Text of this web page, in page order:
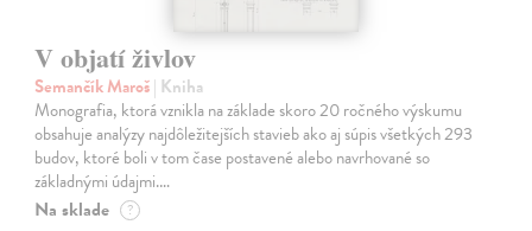
V objatí živlov
Semančík Maroš| Kniha
Monografia, ktorá vznikla na základe skoro 20 ročného výskumu
obsahuje analýzy najdôležitejších stavieb ako aj súpis všetkých 293
budov, ktoré boli v tom čase postavené alebo navrhované so
základnými údajmi.…
Na sklade ?